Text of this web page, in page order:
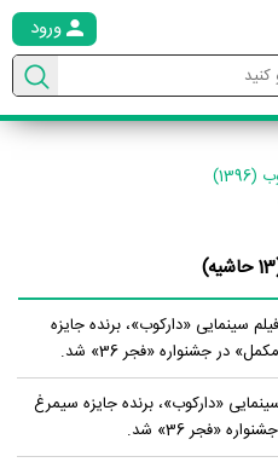
ورود
سینمایی «دارکوب»، برنده جایزه
در جشنواره «فجر 36» شد.
«دارکوب»، برنده جایزه سیمرغ
«فجر 36» شد.